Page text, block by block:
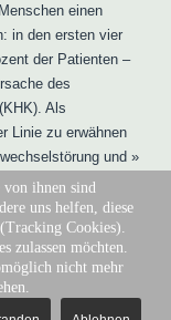
einen
in den ersten vier
der Patienten –
des
Als
Linie zu erwähnen
und »
von ihnen sind
uns helfen, diese
Cookies).
zulassen möchten.
nicht mehr